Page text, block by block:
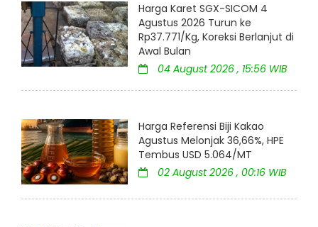
Harga Karet SGX-SICOM 4
Agustus 2026 Turun ke
Rp37.771/Kg, Koreksi Berlanjut di
Awal Bulan
04 August 2026 , 15:56 WIB
Harga Referensi Biji Kakao
Agustus Melonjak 36,66%, HPE
Tembus USD 5.064/MT
02 August 2026 , 00:16 WIB